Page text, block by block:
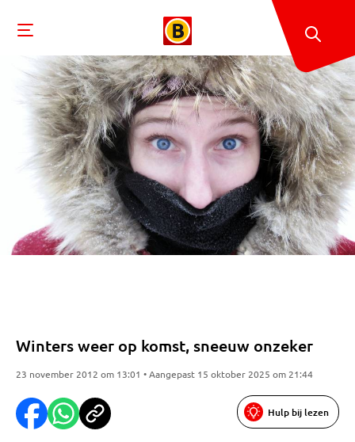
Winters weer op komst, sneeuw onzeker
23 november 2012 om 13:01 • Aangepast 15 oktober 2025 om 21:44
Hulp bij lezen